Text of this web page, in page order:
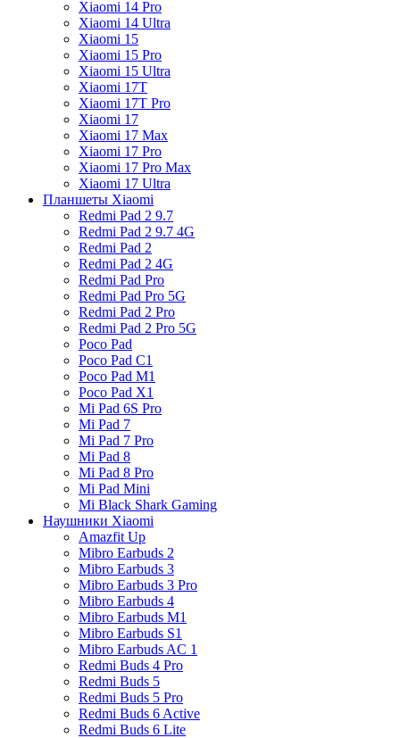
Xiaomi 14 Pro
Xiaomi 14 Ultra
Xiaomi 15
Xiaomi 15 Pro
Xiaomi 15 Ultra
Xiaomi 17T
Xiaomi 17T Pro
Xiaomi 17
Xiaomi 17 Max
Xiaomi 17 Pro
Xiaomi 17 Pro Max
Xiaomi 17 Ultra
Планшеты Xiaomi
Redmi Pad 2 9.7
Redmi Pad 2 9.7 4G
Redmi Pad 2
Redmi Pad 2 4G
Redmi Pad Pro
Redmi Pad Pro 5G
Redmi Pad 2 Pro
Redmi Pad 2 Pro 5G
Poco Pad
Poco Pad C1
Poco Pad M1
Poco Pad X1
Mi Pad 6S Pro
Mi Pad 7
Mi Pad 7 Pro
Mi Pad 8
Mi Pad 8 Pro
Mi Pad Mini
Mi Black Shark Gaming
Наушники Xiaomi
Amazfit Up
Mibro Earbuds 2
Mibro Earbuds 3
Mibro Earbuds 3 Pro
Mibro Earbuds 4
Mibro Earbuds M1
Mibro Earbuds S1
Mibro Earbuds AC 1
Redmi Buds 4 Pro
Redmi Buds 5
Redmi Buds 5 Pro
Redmi Buds 6 Active
Redmi Buds 6 Lite